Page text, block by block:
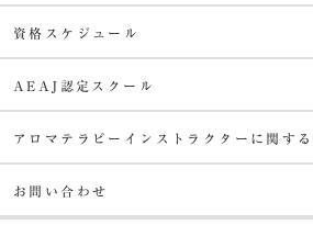
資格スケジュール
AEAJ認定スクール
アロマテラピーインストラクターに関す
お問い合わせ